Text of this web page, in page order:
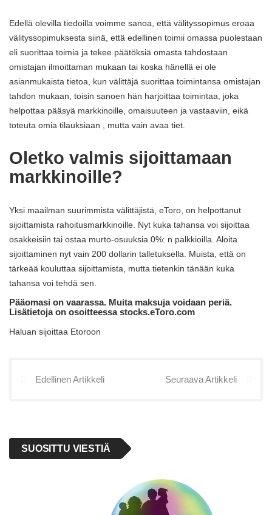
Edellä olevilla tiedoilla voimme sanoa, että välityssopimus eroaa
välityssopimuksesta siinä, että edellinen toimii omassa puolestaan
​​eli suorittaa toimia ja tekee päätöksiä omasta tahdostaan ​​
omistajan ilmoittaman mukaan tai koska hänellä ei ole
asianmukaista tietoa, kun välittäjä suorittaa toimintansa omistajan
tahdon mukaan, toisin sanoen hän harjoittaa toimintaa, joka
helpottaa pääsyä markkinoille, omaisuuteen ja vastaaviin, eikä
toteuta omia tilauksiaan , mutta vain avaa tiet.
Oletko valmis sijoittamaan
markkinoille?
Yksi maailman suurimmista välittäjistä, eToro, on helpottanut
sijoittamista rahoitusmarkkinoille. Nyt kuka tahansa voi sijoittaa
osakkeisiin tai ostaa murto-osuuksia 0%: n palkkioilla. Aloita
sijoittaminen nyt vain 200 dollarin talletuksella. Muista, että on
tärkeää kouluttaa sijoittamista, mutta tietenkin tänään kuka
tahansa voi tehdä sen.
Pääomasi on vaarassa. Muita maksuja voidaan periä.
Lisätietoja on osoitteessa stocks.eToro.com
Haluan sijoittaa Etoroon
Edellinen Artikkeli Seuraava Artikkeli
SUOSITTU VIESTIÄ